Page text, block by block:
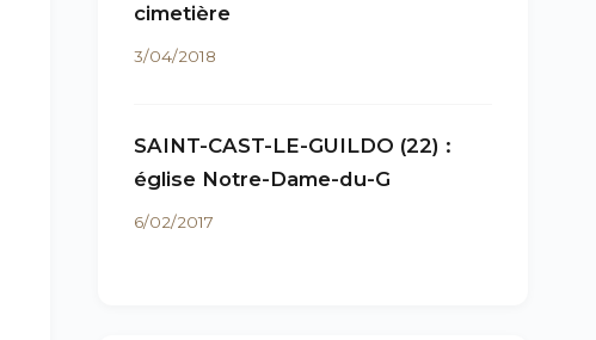
cimetière
3/04/2018
SAINT-CAST-LE-GUILDO (22) :
église Notre-Dame-du-G
6/02/2017